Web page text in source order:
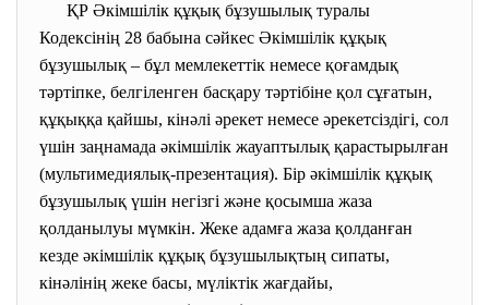
ҚР Әкімшілік құқық бұзушылық туралы
Кодексінің 28 бабына сәйкес Әкімшілік құқық
бұзушылық – бұл мемлекеттік немесе қоғамдық
тәртіпке, белгіленген басқару тәртібіне қол сұғатын,
құқыққа қайшы, кінәлі әрекет немесе әрекетсіздігі, сол
үшін заңнамада әкімшілік жауаптылық қарастырылған
(мультимедиялық-презентация). Бір әкімшілік құқық
бұзушылық үшін негізгі және қосымша жаза
қолданылуы мүмкін. Жеке адамға жаза қолданған
кезде әкімшілік құқық бұзушылықтың сипаты,
кінәлінің жеке басы, мүліктік жағдайы,